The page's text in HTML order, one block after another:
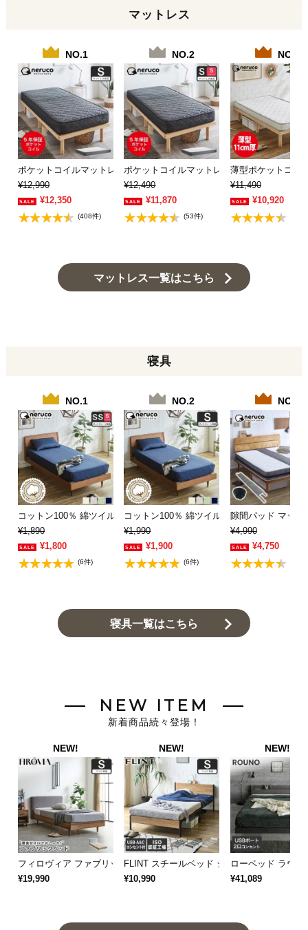
マットレス
NO.1
ポケットコイルマットレス シングル 厚さ20c…
¥12,990
¥12,350
(408件)
NO.2
ポケットコイルマットレス ショートシング
¥12,490
¥11,870
(53件)
NO.3
薄型ポケットコイ
¥11,490
¥10,920
マットレス一覧はこちら
寝具
NO.1
コットン100％ 綿ツイル ボックスシーツ 【…
¥1,890
¥1,800
(6件)
NO.2
コットン100％ 綿ツイル ボックスシーツ シ…
¥1,990
¥1,900
(6件)
NO.3
隙間パッド マッ
¥4,990
¥4,750
寝具一覧はこちら
NEW ITEM
新着商品続々登場！
NEW!
フィロヴィア ファブリックベッド…
¥19,990
NEW!
FLINT スチールベッド シングル…
¥10,990
NEW!
ローベッド ラウ
¥41,089